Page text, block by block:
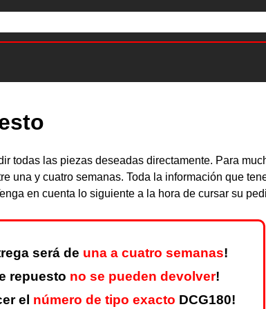
todas las piezas deseadas directamente. Para
una y cuatro semanas. Toda la información que
en cuenta lo siguiente a la hora de cursar su
será de una a cuatro semanas!
repuesto no se pueden devolver!
el número de tipo exacto DCG180!